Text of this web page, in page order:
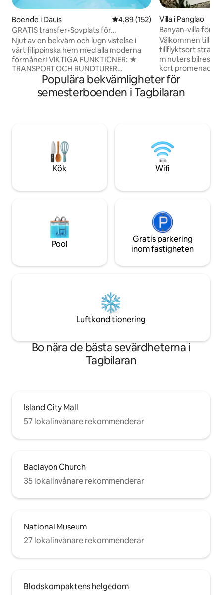
Boende i Dauis 4,89 av 5 i genomsnittligt
4,89 (152)
GRATIS transfer•Sovplats för
20+•Pool•Utmärkt för grupper
Njut av en bekväm och lugn vistelse i
vårt filippinska hem med alla moderna
förmåner! VIKTIGA FUNKTIONER: ★
TRANSPORT OCH RUNDTURER
TILLGÄNGLIGA PÅ PLATS ★ GRATIS
TIDIG INCHECKNING/SEN
UTCHECKNING ★ GRATIS
STÄDAVGIFTER ★ INFINITY POOL ★
NETFLIX OCH WIFI ★ KARAOKE VIKTIG
ANMÄRKNING: ♥ Värd och personal bor
på plats i en separat enhet ♥ Plats för
Avgift för♥ extra gäst: P500/natt per
Villa i Panglao
Banyan-villa för
Starlink +
Välkommen till
tillflyktsort
minuters bilresa
kort promenad till
restauranger och
villa är
semestrar för
moderna
av sällsynta
perfekta
naturlig lugn.
Populära bekvämligheter för
semesterboenden i Tagbilaran
Kök Wifi
Pool
Gratis parkering
inom fastigheten
Luftkonditionering
Bo nära de bästa sevärdheterna i
Tagbilaran
Island City Mall
57 lokalinvånare rekommenderar
Baclayon Church
35 lokalinvånare rekommenderar
National Museum
27 lokalinvånare rekommenderar
Blodskompaktens helgedom